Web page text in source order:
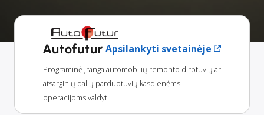
Autofutur Apsilankyti svetainėje
Programinė įranga automobilių remonto dirbtuvių ar
atsarginių dalių parduotuvių kasdienėms
operacijoms valdyti